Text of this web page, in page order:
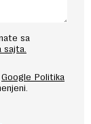
sa
Google Politika